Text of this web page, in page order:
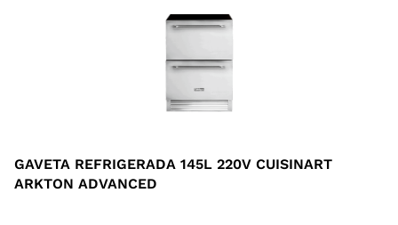
GAVETA REFRIGERADA 145L 220V CUISINART
ARKTON ADVANCED